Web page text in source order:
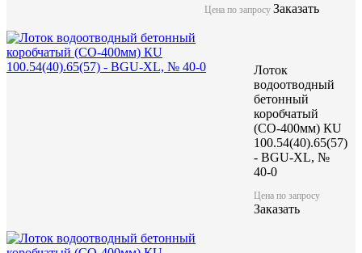
Лоток водоотводный
коробчатый GBU (СО-
100.44(30).49(42,5) - E600
Цену уточняйте у менеджера
Цена по запросуЗаказать
Лоток
водоотводный
бетонный
коробчатый
(СО-400мм) КU
100.54(40).65(57)
- BGU-XL, №
40-0
Цена по запросу
Заказать